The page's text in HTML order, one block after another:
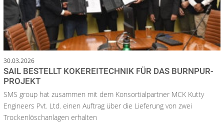
30.03.2026
SAIL BESTELLT KOKEREITECHNIK FÜR DAS BURNPUR-
PROJEKT
SMS group hat zusammen mit dem Konsortialpartner MCK Kutty
Engineers Pvt. Ltd. einen Auftrag über die Lieferung von zwei
Trockenlöschanlagen erhalten